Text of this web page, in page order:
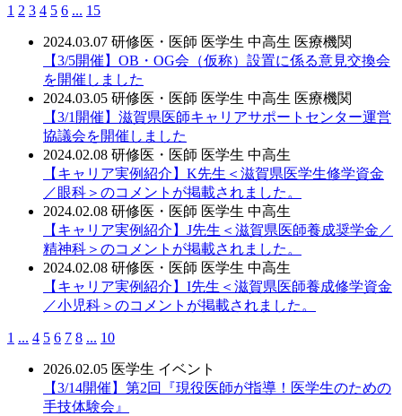
1 2 3 4 5 6 ... 15
2024.03.07 研修医・医師 医学生 中高生 医療機関
【3/5開催】OB・OG会（仮称）設置に係る意見交換会
を開催しました
2024.03.05 研修医・医師 医学生 中高生 医療機関
【3/1開催】滋賀県医師キャリアサポートセンター運営
協議会を開催しました
2024.02.08 研修医・医師 医学生 中高生
【キャリア実例紹介】K先生＜滋賀県医学生修学資金
／眼科＞のコメントが掲載されました。
2024.02.08 研修医・医師 医学生 中高生
【キャリア実例紹介】J先生＜滋賀県医師養成奨学金／
精神科＞のコメントが掲載されました。
2024.02.08 研修医・医師 医学生 中高生
【キャリア実例紹介】I先生＜滋賀県医師養成修学資金
／小児科＞のコメントが掲載されました。
1 ... 4 5 6 7 8 ... 10
2026.02.05 医学生 イベント
【3/14開催】第2回『現役医師が指導！医学生のための
手技体験会』